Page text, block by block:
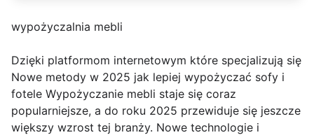
wypożyczalnia mebli
Dzięki platformom internetowym które specjalizują się
Nowe metody w 2025 jak lepiej wypożyczać sofy i
fotele Wypożyczanie mebli staje się coraz
popularniejsze, a do roku 2025 przewiduje się jeszcze
większy wzrost tej branży. Nowe technologie i